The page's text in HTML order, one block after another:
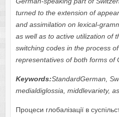
turned to the extension of
and assimilation on lexical-
as well as to active utilization of
switching codes in the process
representatives of both forms of
Keywords:StandardGerman,
medialdiglossiа, middlevariety,
Процеси глобалізації в